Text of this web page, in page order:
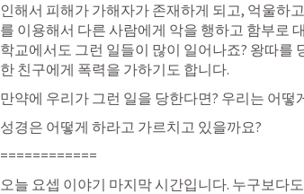
인해서 피해가 가해자가 존재하게 되고, 억울하
를 이용해서 다른 사람에게 악을 행하고 함부로
학교에서도 그런 일들이 많이 일어나죠? 왕따를
한 친구에게 폭력을 가하기도 합니다.
만약에 우리가 그런 일을 당한다면? 우리는 어떻
성경은 어떻게 하라고 가르치고 있을까요?
============
오늘 요셉 이야기 마지막 시간입니다. 누구보다